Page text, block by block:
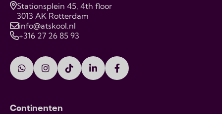
Stationsplein 45, 4th floor
3013 AK Rotterdam
info@atskool.nl
+316 27 26 85 93
Continenten